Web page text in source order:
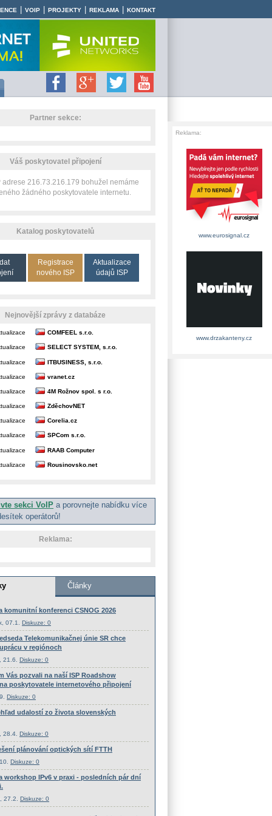
VOIP PROJEKTY REKLAMA KONTAKT
Partner sekce:
Váš poskytovatel připojení
adrese 216.73.216.179 bohužel nemáme
žádného poskytovatele internetu.
Katalog poskytovatelů
Registrace
nového ISP
Aktualizace
údajů ISP
Nejnovější zprávy z databáze
COMFEEL s.r.o.
SELECT SYSTEM, s.r.o.
ITBUSINESS, s.r.o.
vranet.cz
4M Rožnov spol. s r.o.
ZděchovNET
Corelia.cz
SPCom s.r.o.
RAAB Computer
Rousinovsko.net
sekci VoIP a porovnejte nabídku více
operátorů!
Reklama:
Reklama:
www.eurosignal.cz
www.drzakanteny.cz